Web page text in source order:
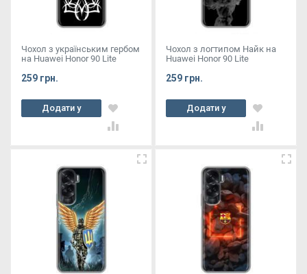
Чохол з українським гербом
на Huawei Honor 90 Lite
259 грн.
Додати у
кошик
Чохол з логтипом Найк на
Huawei Honor 90 Lite
259 грн.
Додати у
кошик